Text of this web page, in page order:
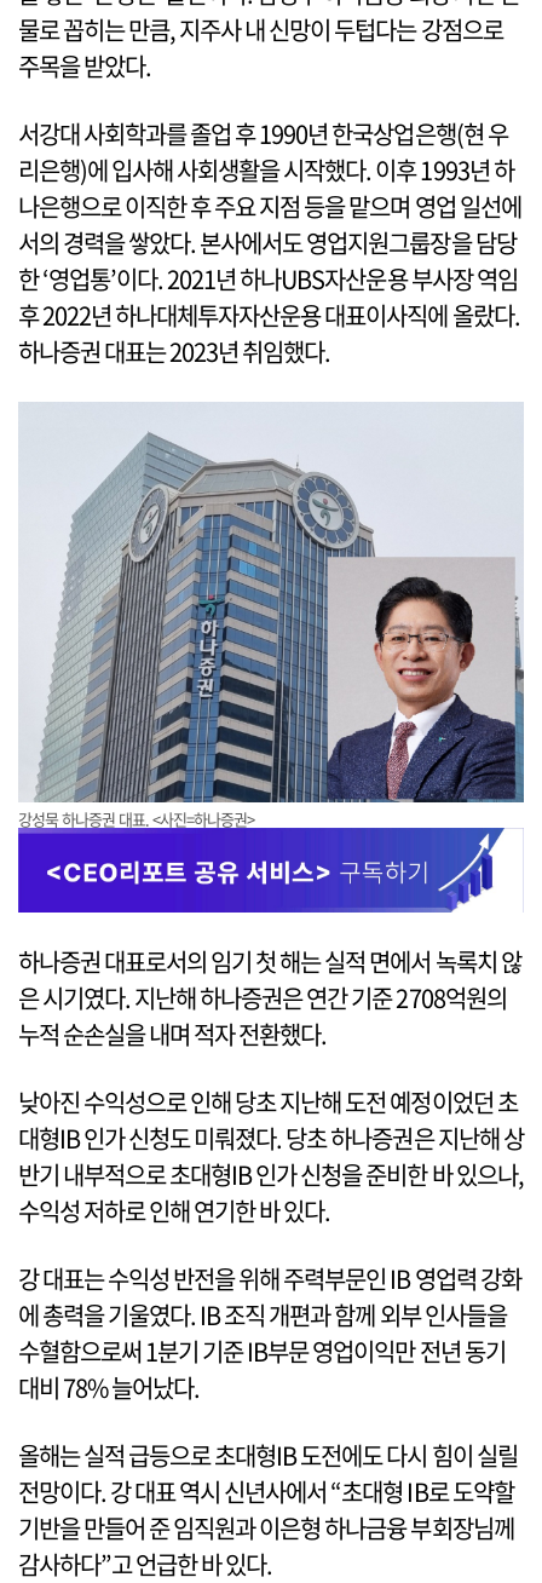
물로 꼽히는 만큼, 지주사 내 신망이 두텁다는 강점으로
주목을 받았다.
서강대 사회학과를 졸업 후 1990년 한국상업은행(현 우
리은행)에 입사해 사회생활을 시작했다. 이후 1993년 하
나은행으로 이직한 후 주요 지점 등을 맡으며 영업 일선에
서의 경력을 쌓았다. 본사에서도 영업지원그룹장을 담당
한 ‘영업통’이다. 2021년 하나UBS자산운용 부사장 역임
후 2022년 하나대체투자자산운용 대표이사직에 올랐다.
하나증권 대표는 2023년 취임했다.
강성묵 하나증권 대표. <사진=하나증권>
하나증권 대표로서의 임기 첫 해는 실적 면에서 녹록치 않
은 시기였다. 지난해 하나증권은 연간 기준 2708억원의
누적 순손실을 내며 적자 전환했다.
낮아진 수익성으로 인해 당초 지난해 도전 예정이었던 초
대형IB 인가 신청도 미뤄졌다. 당초 하나증권은 지난해 상
반기 내부적으로 초대형IB 인가 신청을 준비한 바 있으나,
수익성 저하로 인해 연기한 바 있다.
강 대표는 수익성 반전을 위해 주력부문인 IB 영업력 강화
에 총력을 기울였다. IB 조직 개편과 함께 외부 인사들을
수혈함으로써 1분기 기준 IB부문 영업이익만 전년 동기
대비 78% 늘어났다.
올해는 실적 급등으로 초대형IB 도전에도 다시 힘이 실릴
전망이다. 강 대표 역시 신년사에서 “초대형 IB로 도약할
기반을 만들어 준 임직원과 이은형 하나금융 부회장님께
감사하다”고 언급한 바 있다.